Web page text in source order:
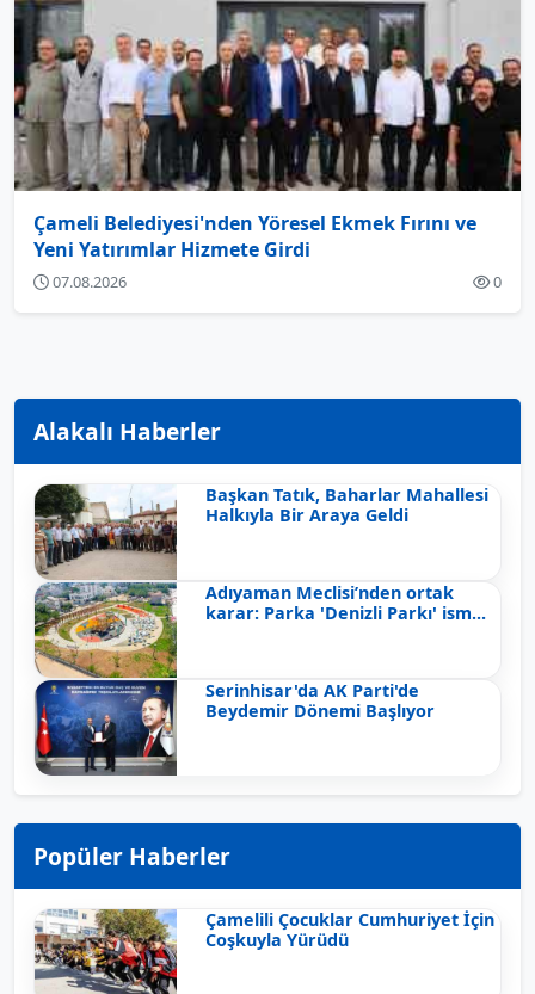
Çameli Belediyesi'nden Yöresel Ekmek Fırını ve
Yeni Yatırımlar Hizmete Girdi
07.08.2026 0
Alakalı Haberler
Başkan Tatık, Baharlar Mahallesi
Halkıyla Bir Araya Geldi
Adıyaman Meclisi’nden ortak
karar: Parka 'Denizli Parkı' ism...
Serinhisar'da AK Parti'de
Beydemir Dönemi Başlıyor
Popüler Haberler
Çamelili Çocuklar Cumhuriyet İçin
Coşkuyla Yürüdü